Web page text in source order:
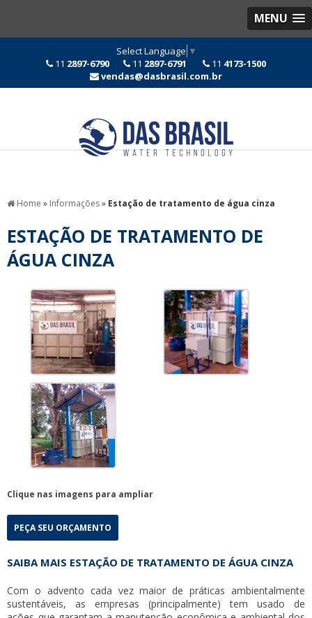
MENU
Select Language ▼
11 2897-6790 11 2897-6791 11 4173-1500
vendas@dasbrasil.com.br
Home » Informações» Estação de tratamento de água cinza
ESTAÇÃO DE TRATAMENTO DE
ÁGUA CINZA
Clique nas imagens para ampliar
PEÇA SEU ORÇAMENTO
SAIBA MAIS ESTAÇÃO DE TRATAMENTO DE ÁGUA CINZA
Com o advento cada vez maior de práticas ambientalmente
sustentáveis, as empresas (principalmente) tem usado de